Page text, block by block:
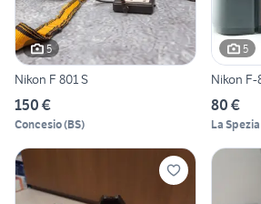
5
Nikon F 801 S
150 €
Concesio(BS)
5
Nikon F-
80 €
La Spezia